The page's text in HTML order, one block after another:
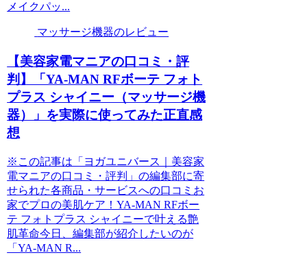
メイクパッ...
マッサージ機器のレビュー
【美容家電マニアの口コミ・評
判】「YA-MAN RFボーテ フォト
プラス シャイニー（マッサージ機
器）」を実際に使ってみた正直感
想
※この記事は「ヨガユニバース｜美容家
電マニアの口コミ・評判」の編集部に寄
せられた各商品・サービスへの口コミお
家でプロの美肌ケア！YA-MAN RFボー
テ フォトプラス シャイニーで叶える艶
肌革命今日、編集部が紹介したいのが
「YA-MAN R...